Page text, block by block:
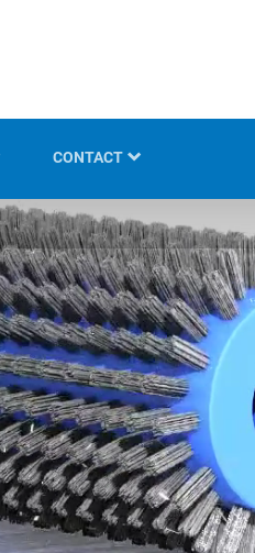
NABO
CONTACT
LOCATIES